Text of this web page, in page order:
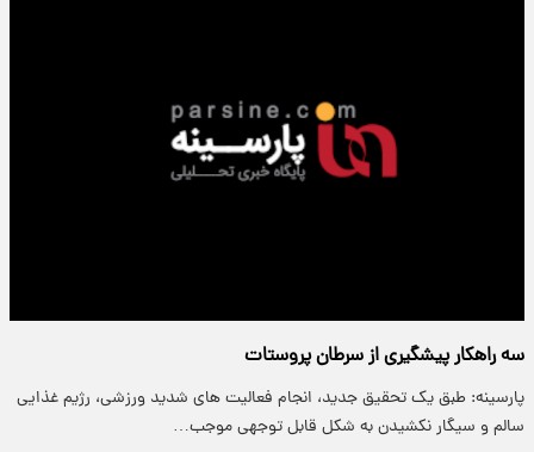
سه راهکار پیشگیری از سرطان پروستات
پارسینه: طبق یک تحقیق جدید، انجام فعالیت های شدید ورزشی، رژیم غذایی
سالم و سیگار نکشیدن به شکل قابل توجهی موجب…